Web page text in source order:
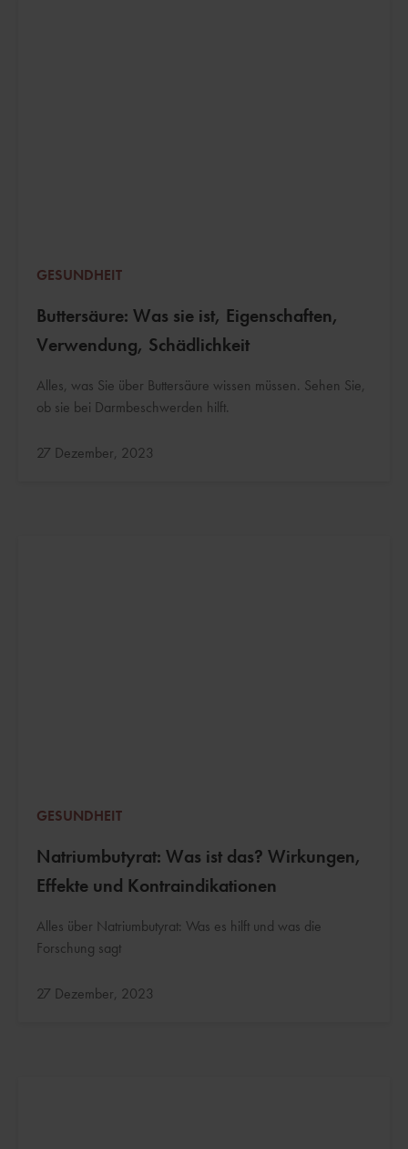
GESUNDHEIT
Buttersäure: Was sie ist, Eigenschaften,
Verwendung, Schädlichkeit
Alles, was Sie über Buttersäure wissen müssen. Sehen Sie,
ob sie bei Darmbeschwerden hilft.
Aktualisiert:
27 Dezember, 2023
GESUNDHEIT
Natriumbutyrat: Was ist das? Wirkungen,
Effekte und Kontraindikationen
Alles über Natriumbutyrat: Was es hilft und was die
Forschung sagt
Aktualisiert:
27 Dezember, 2023